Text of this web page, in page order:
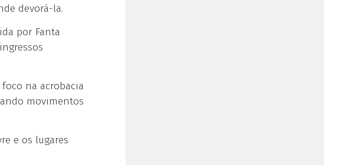
devorá-la.
por Fanta
foco na acrobacia
movimentos
e os lugares